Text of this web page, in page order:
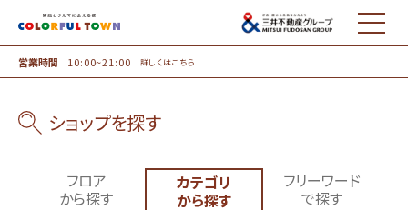
MENU
営業時間 10:00~21:00 詳しくはこちら
ショップを探す
フロア
から探す
カテゴリ
から探す
フリーワード
で探す